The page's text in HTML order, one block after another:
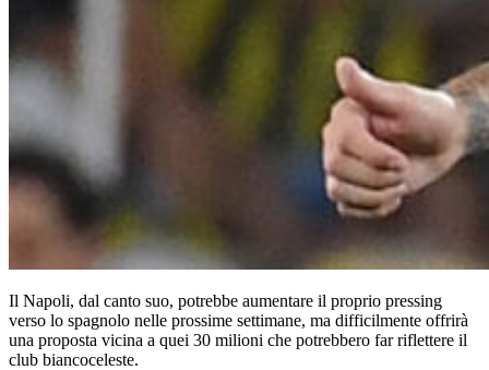
Il Napoli, dal canto suo, potrebbe aumentare il proprio pressing
verso lo spagnolo nelle prossime settimane, ma difficilmente offrirà
una proposta vicina a quei 30 milioni che potrebbero far riflettere il
club biancoceleste.